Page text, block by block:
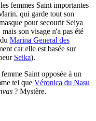
femmes Saint importantes
qui garde tout son
pour secourir Seiya
son visage n'a pas été
Marina General des
car elle est basée sur
Seika).
Saint opposée à un
tel que Véronica du Nasu
? Mystère.